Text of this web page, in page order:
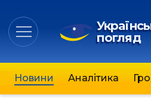
погляд
Новини Аналітика